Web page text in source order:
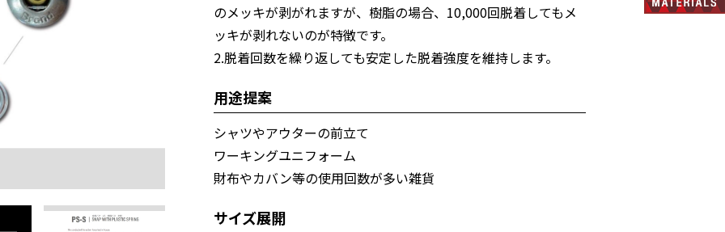
のメッキが剥がれますが、樹脂の場合、10,000回脱着してもメ
ッキが剥れないのが特徴です。
2.脱着回数を繰り返しても安定した脱着強度を維持します。
用途提案
シャツやアウターの前立て
ワーキングユニフォーム
財布やカバン等の使用回数が多い雑貨
サイズ展開